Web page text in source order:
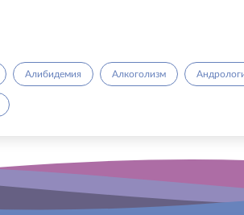
Алибидемия Алкоголизм